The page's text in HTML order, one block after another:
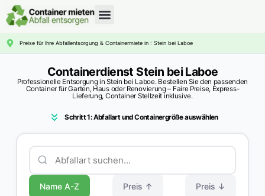
Preise für Ihre Abfallentsorgung & Containermiete in : Stein bei Laboe
Containerdienst Stein bei Laboe
Professionelle Entsorgung in Stein bei Laboe. Bestellen Sie den passenden
Container für Garten, Haus oder Renovierung – Faire Preise, Express-
Lieferung, Container Stellzeit inklusive.
Schritt 1: Abfallart und Containergröße auswählen
Name A-Z Preis ↑ Preis ↓